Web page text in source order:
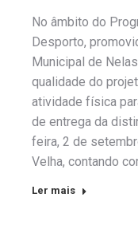
No âmbito do
Desporto,
Municipal de
qualidade do
atividade física
de entrega da
feira, 2 de
Velha, contando
Ler mais